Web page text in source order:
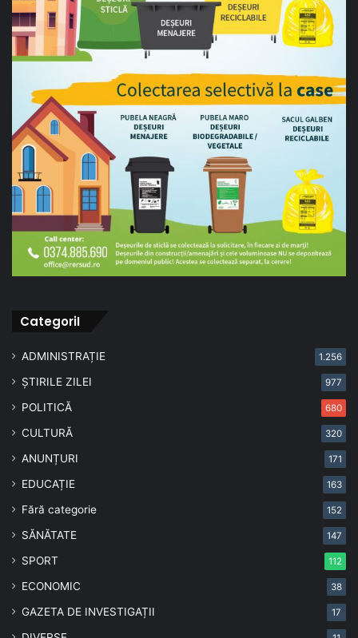
CategoriI
ADMINISTRAȚIE 1.256
ȘTIRILE ZILEI 977
POLITICĂ 680
CULTURĂ 320
ANUNȚURI 171
EDUCAȚIE 163
Fără categorie 152
SĂNĂTATE 147
SPORT 112
ECONOMIC 38
GAZETA DE INVESTIGAȚII 17